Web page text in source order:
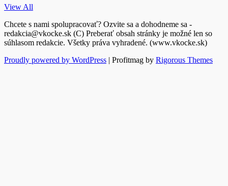
View All
Chcete s nami spolupracovať? Ozvite sa a dohodneme sa -
redakcia@vkocke.sk (C) Preberať obsah stránky je možné len so
súhlasom redakcie. Všetky práva vyhradené. (www.vkocke.sk)
Proudly powered by WordPress | Profitmag by Rigorous Themes